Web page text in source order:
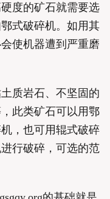
度的矿石就需要选
式破碎机。如用其
使机器遭到严重磨
质岩石、不坚固的
此类矿石可以用鄂
，也可用辊式破碎
行破碎，可选的范